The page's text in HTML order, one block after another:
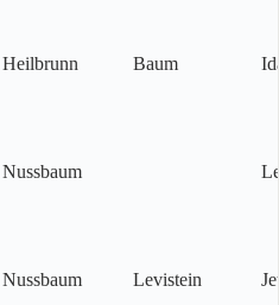
Heilbrunn Baum
Nussbaum
Nussbaum Levistein